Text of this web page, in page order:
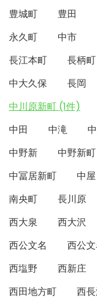
豊城町
豊田
永久町
中市
長江本町
長柄町
中大久保
長岡
中川原新町 (1件)
中田
中滝
中野新
中野新町
中冨居新町
中屋
南央町
長川原
西大泉
西大沢
西公文名
西公
西塩野
西新庄
西田地方町
西